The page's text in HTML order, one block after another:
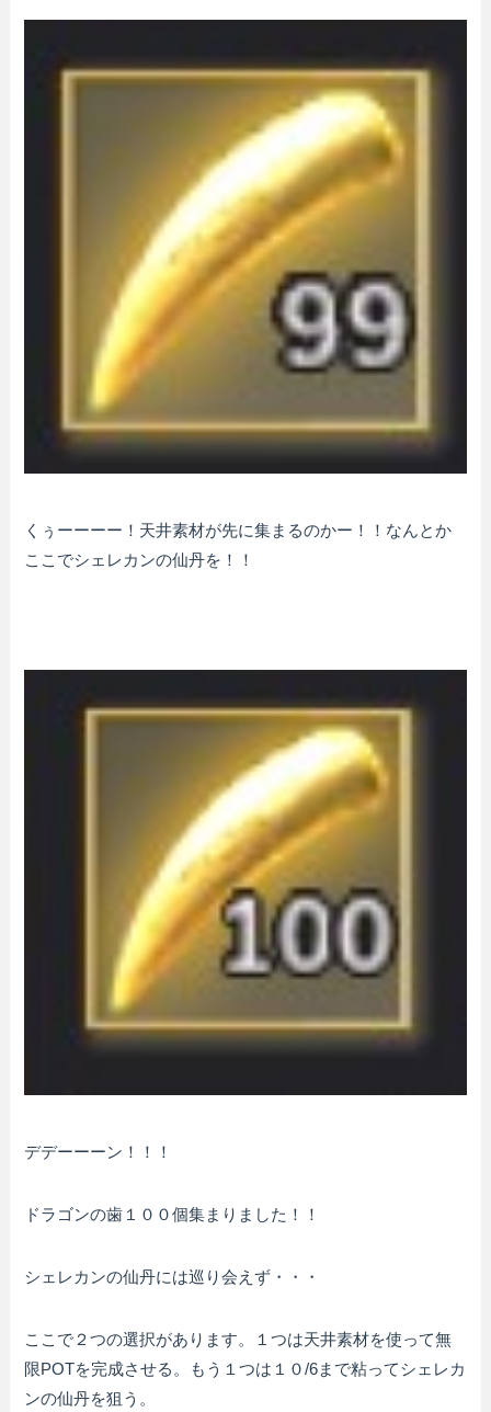
くぅーーーー！天井素材が先に集まるのかー！！なんとか
ここでシェレカンの仙丹を！！
デデーーーン！！！
ドラゴンの歯１００個集まりました！！
シェレカンの仙丹には巡り会えず・・・
ここで２つの選択があります。１つは天井素材を使って無
限POTを完成させる。もう１つは１０/6まで粘ってシェレカ
ンの仙丹を狙う。